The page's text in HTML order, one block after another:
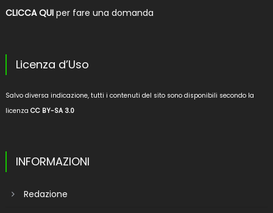
CLICCA QUIper fare una domanda
Licenza d’Uso
Salvo diversa indicazione, tutti i contenuti del sito sono disponibili secondo la
licenza CC BY-SA 3.0
INFORMAZIONI
Redazione